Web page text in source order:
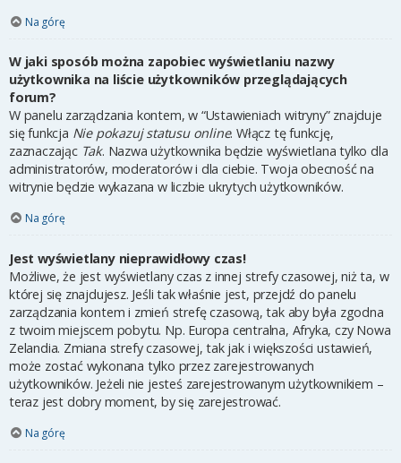
Na górę
W jaki sposób można zapobiec wyświetlaniu nazwy
użytkownika na liście użytkowników przeglądających
forum?
W panelu zarządzania kontem, w “Ustawieniach witryny” znajduje
się funkcja Nie pokazuj statusu online. Włącz tę funkcję,
zaznaczając Tak. Nazwa użytkownika będzie wyświetlana tylko dla
administratorów, moderatorów i dla ciebie. Twoja obecność na
witrynie będzie wykazana w liczbie ukrytych użytkowników.
Na górę
Jest wyświetlany nieprawidłowy czas!
Możliwe, że jest wyświetlany czas z innej strefy czasowej, niż ta, w
której się znajdujesz. Jeśli tak właśnie jest, przejdź do panelu
zarządzania kontem i zmień strefę czasową, tak aby była zgodna
z twoim miejscem pobytu. Np. Europa centralna, Afryka, czy Nowa
Zelandia. Zmiana strefy czasowej, tak jak i większości ustawień,
może zostać wykonana tylko przez zarejestrowanych
użytkowników. Jeżeli nie jesteś zarejestrowanym użytkownikiem –
teraz jest dobry moment, by się zarejestrować.
Na górę